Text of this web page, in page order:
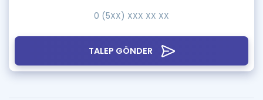
TALEP GÖNDER